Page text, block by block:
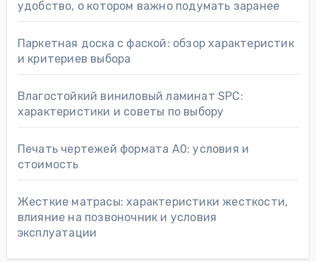
удобство, о котором важно подумать заранее
Паркетная доска с фаской: обзор характеристик
и критериев выбора
Влагостойкий виниловый ламинат SPC:
характеристики и советы по выбору
Печать чертежей формата А0: условия и
стоимость
Жесткие матрасы: характеристики жесткости,
влияние на позвоночник и условия
эксплуатации